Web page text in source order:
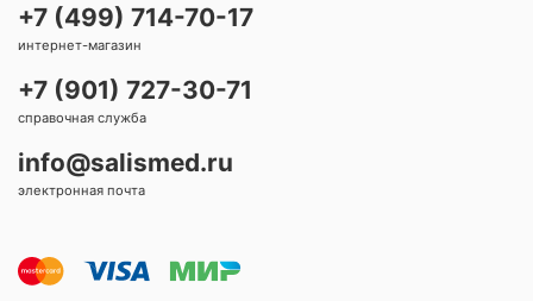
+7 (499) 714-70-17
интернет-магазин
+7 (901) 727-30-71
справочная служба
info@salismed.ru
электронная почта